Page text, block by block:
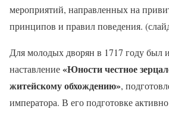
мероприятий, направленных на
принципов и правил поведения.
Для молодых дворян в 1717 году был
наставление«Юности честное
житейскому обхождению»,
императора. В его подготовке